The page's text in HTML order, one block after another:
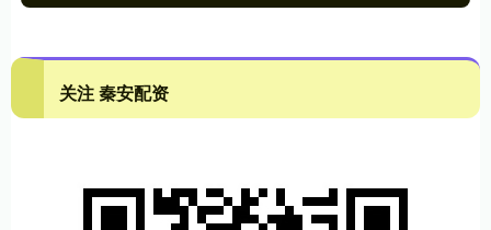
关注 秦安配资